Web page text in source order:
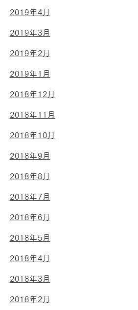
2019年4月
2019年3月
2019年2月
2019年1月
2018年12月
2018年11月
2018年10月
2018年9月
2018年8月
2018年7月
2018年6月
2018年5月
2018年4月
2018年3月
2018年2月